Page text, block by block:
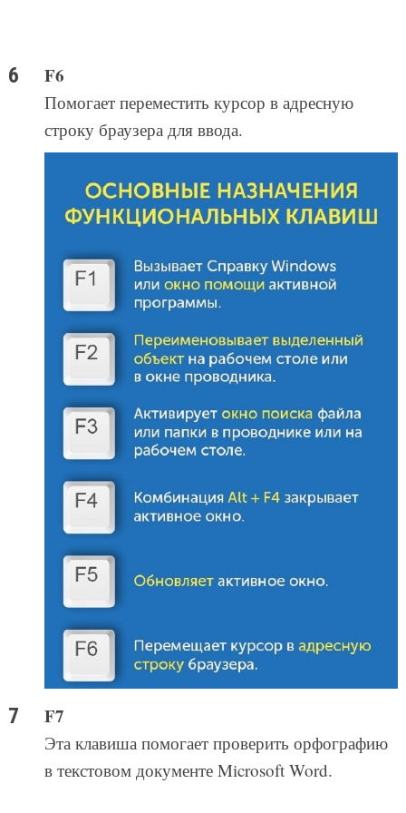
F6
Помогает переместить курсор в адресную
строку браузера для ввода.
F7
Эта клавиша помогает проверить орфографию
в текстовом документе Microsoft Word.